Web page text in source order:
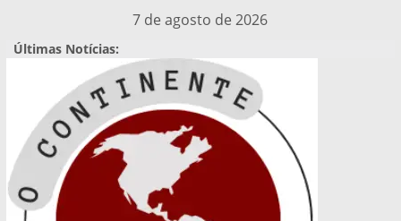
para
7 de agosto de 2026
Últimas Notícias: